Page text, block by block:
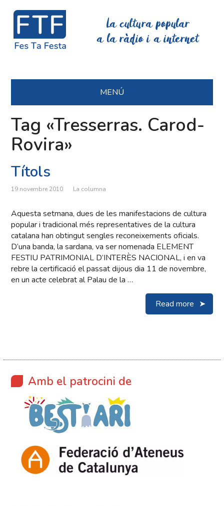
La cultura popular
a la ràdio i a internet
MENÚ
Tag «Tresserras. Carod-
Rovira»
Títols
19 novembre 2010 La columna
Aquesta setmana, dues de les manifestacions de cultura
popular i tradicional més representatives de la cultura
catalana han obtingut sengles reconeixements oficials.
D’una banda, la sardana, va ser nomenada ELEMENT
FESTIU PATRIMONIAL D’INTERÈS NACIONAL, i en va
rebre la certificació el passat dijous dia 11 de novembre,
en un acte celebrat al Palau de la …
Read more
Amb el patrocini de